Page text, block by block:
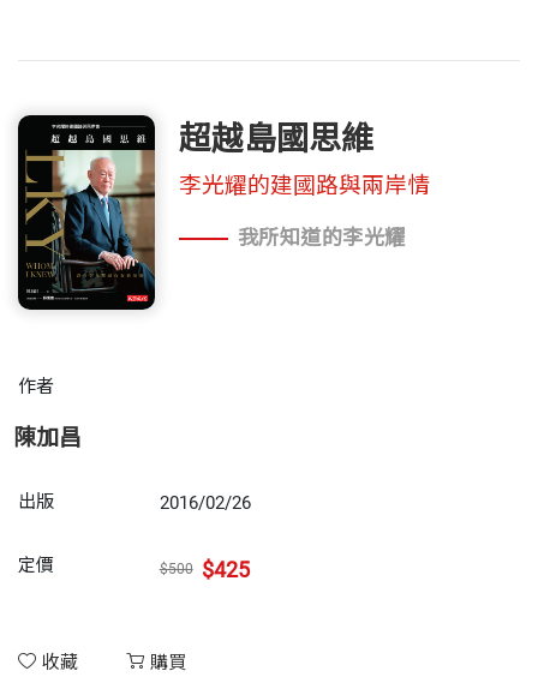
超越島國思維
李光耀的建國路與兩岸情
我所知道的李光耀
作者
陳加昌
出版 2016/02/26
定價 $500 $425
收藏 購買